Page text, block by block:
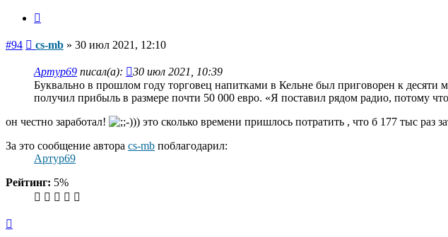
#94 Сообщение
cs-mb » 30 июл 2021, 12:10
Артур69 писал(а):
30 июл 2021, 10:39
Буквально в прошлом году торговец напитками в Кельне был приговорен к
получил прибыль в размере почти 50 000 евро. «Я поставил рядом радио, потому
он честно заработал!
это сколько времени пришлось потратить , что б 177 тыс раз
За это сообщение автора cs-mb поблагодарил:
Артур69
Рейтинг: 5%